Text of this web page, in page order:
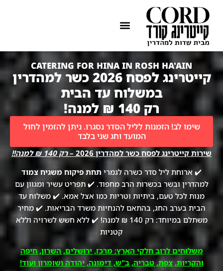
CATERING FOR HINA IN ROSH HA'AIN
קייטרינג לפסח 2026 כשר למהדרין
במשלוח עד הבית
רק 140 ₪ למנה!
שימו לב! הזמנות לליל הסדר נסגרו. ניתן להזמין לחול
המועד וחג שני בלבד
שירות קייטרינג לפסח כשר למהדרין 2026 –
רק 140 ₪ למנה!!
✔️ ארוחת ליל סדר כשרה לגמרי תחת פיקוח משגיח צמוד
למהדרין ובשר בכשרות הרב מחפוד. ✔️ תפריט עשיר ומגוון עם
מנות לכל טעם, ביתיות וטריות כמו אצל אמא. ✔️ משלוח עד
הבית בערב החג, בהתאם להנחיות משרד הבריאות. ✔️ מחיר
משתלם במיוחד: רק 140 ₪ למנה! ✔️ ללא חשש לשרויה וללא
קטניות
משלוחים לרוב חלקי הארץ: מרכז, ירושלים, השרון, חיפה
והקריות, צפת, טבריה, ב"ש, דימונה, יהודה ושומרון ועוד!